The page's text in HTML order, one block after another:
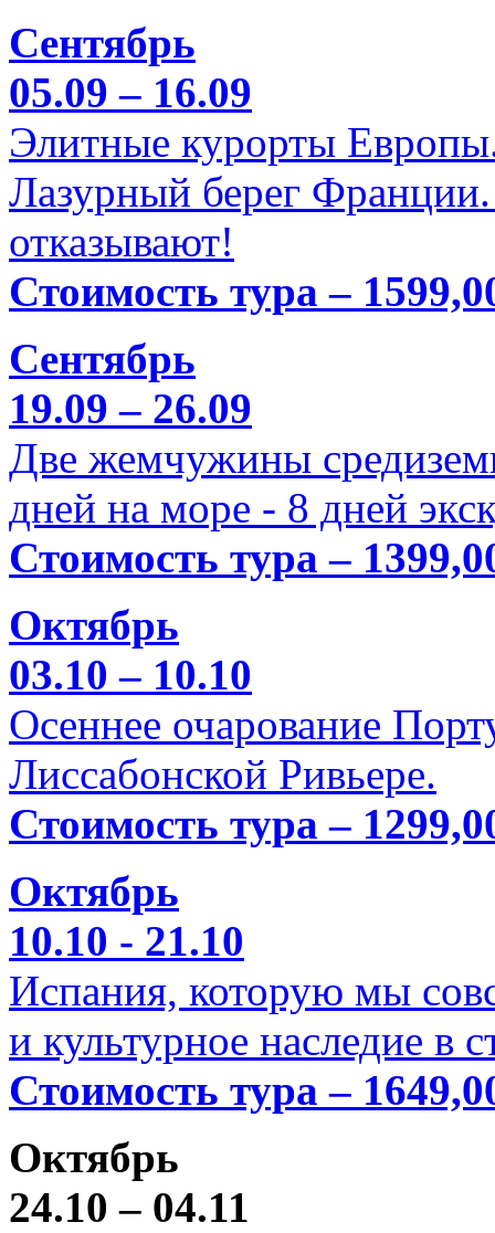
Сентябрь
05.09 – 16.09
Элитные курорты
Лазурный берег
отказывают!
Стоимость тура –
Сентябрь
19.09 – 26.09
Две жемчужины
дней на море - 8 дней
Стоимость тура –
Октябрь
03.10 – 10.10
Осеннее очарование
Лиссабонской Ривьере.
Стоимость тура –
Октябрь
10.10 - 21.10
Испания, которую мы
и культурное наследие в
Стоимость тура –
Октябрь
24.10 – 04.11